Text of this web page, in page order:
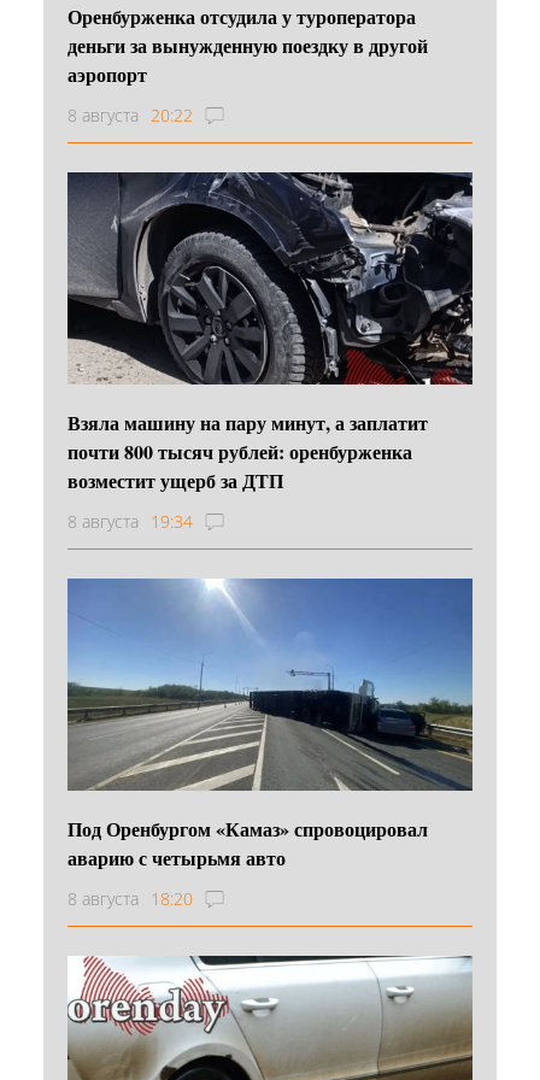
Оренбурженка отсудила у туроператора
деньги за вынужденную поездку в другой
аэропорт
8 августа 20:22
Взяла машину на пару минут, а заплатит
почти 800 тысяч рублей: оренбурженка
возместит ущерб за ДТП
8 августа 19:34
Под Оренбургом «Камаз» спровоцировал
аварию с четырьмя авто
8 августа 18:20